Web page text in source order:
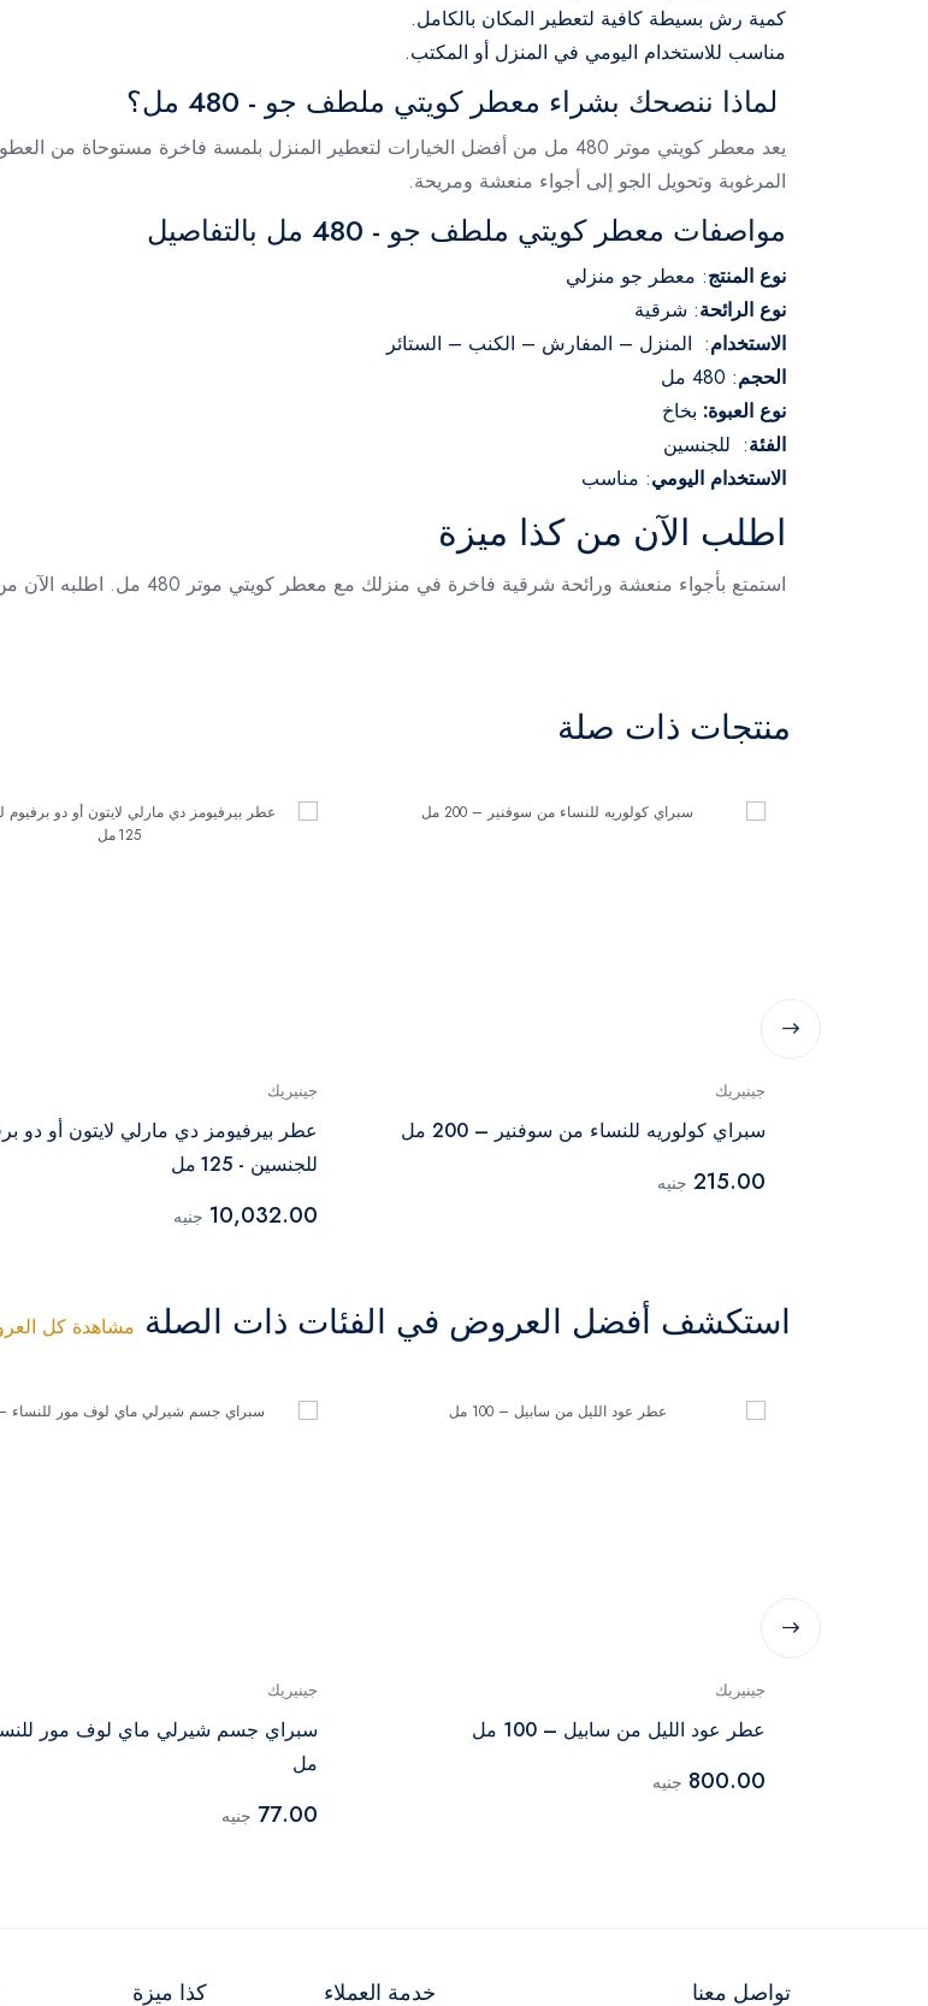
كمية رش بسيطة كافية لتعطير المكان بالكامل.
مناسب للاستخدام اليومي في المنزل أو المكتب.
لماذا ننصحك بشراء معطر كويتي ملطف جو - 480 مل؟
يعد معطر كويتي موتر 480 مل من أفضل الخيارات لتعطير المنزل بلمسة فاخرة
المرغوبة وتحويل الجو إلى أجواء منعشة ومريحة.
مواصفات معطر كويتي ملطف جو - 480 مل بالتفاصيل
نوع المنتج: معطر جو منزلي
نوع الرائحة: شرقية
الاستخدام: المنزل – المفارش – الكنب – الستائر
الحجم: 480 مل
نوع العبوة: بخاخ
الفئة: للجنسين
الاستخدام اليومي: مناسب
اطلب الآن من كذا ميزة
استمتع بأجواء منعشة ورائحة شرقية فاخرة في منزلك مع معطر كويتي موتر 480 مل. اطلبه الآن من متجر كذا ميزة
منتجات ذات صلة
جينيريك
سبراي كولوريه للنساء من سوفنير – 200 مل
215.00 جنيه
جينيريك
عطر بيرفيومز دي مارلي لايتون أو دو
للجنسين - 125 مل
10,032.00 جنيه
استكشف أفضل العروض في الفئات ذات الصلة مشاهدة كل
جينيريك
عطر عود الليل من سابيل – 100 مل
800.00 جنيه
جينيريك
مل
77.00 جنيه
تواصل معنا خدمة العملاء كذا ميزة